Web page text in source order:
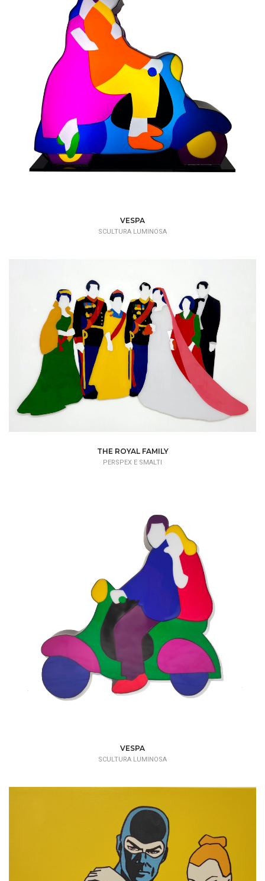
VESPA
SCULTURA LUMINOSA
THE ROYAL FAMILY
PERSPEX E SMALTI
VESPA
SCULTURA LUMINOSA